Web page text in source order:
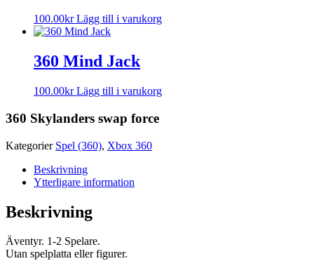
100.00kr Lägg till i varukorg
360 Mind Jack
100.00kr Lägg till i varukorg
360 Skylanders swap force
Kategorier Spel (360), Xbox 360
Beskrivning
Ytterligare information
Beskrivning
Äventyr. 1-2 Spelare.
Utan spelplatta eller figurer.